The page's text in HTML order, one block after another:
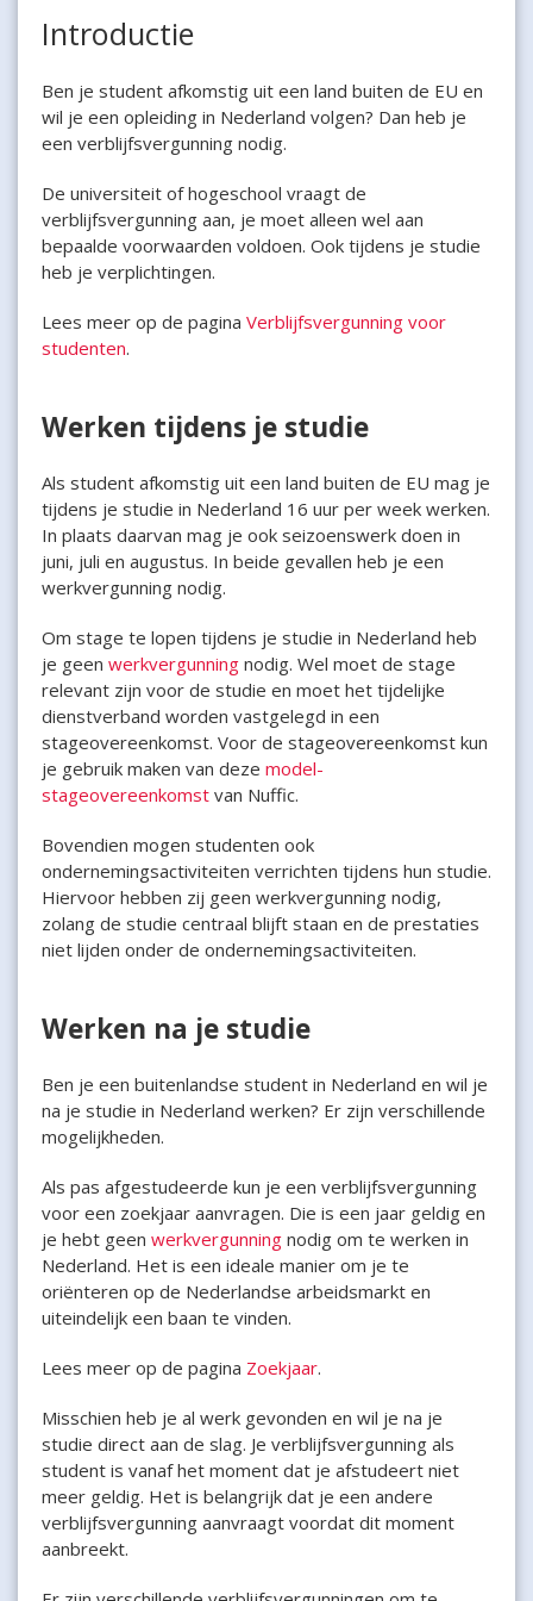
Introductie
Ben je student afkomstig uit een land buiten de EU en
wil je een opleiding in Nederland volgen? Dan heb je
een verblijfsvergunning nodig.
De universiteit of hogeschool vraagt de
verblijfsvergunning aan, je moet alleen wel aan
bepaalde voorwaarden voldoen. Ook tijdens je studie
heb je verplichtingen.
Lees meer op de pagina Verblijfsvergunning voor
studenten.
Werken tijdens je studie
Als student afkomstig uit een land buiten de EU mag je
tijdens je studie in Nederland 16 uur per week werken.
In plaats daarvan mag je ook seizoenswerk doen in
juni, juli en augustus. In beide gevallen heb je een
werkvergunning nodig.
Om stage te lopen tijdens je studie in Nederland heb
je geen werkvergunning nodig. Wel moet de stage
relevant zijn voor de studie en moet het tijdelijke
dienstverband worden vastgelegd in een
stageovereenkomst. Voor de stageovereenkomst kun
je gebruik maken van deze model-
stageovereenkomst van Nuffic.
Bovendien mogen studenten ook
ondernemingsactiviteiten verrichten tijdens hun studie.
Hiervoor hebben zij geen werkvergunning nodig,
zolang de studie centraal blijft staan en de prestaties
niet lijden onder de ondernemingsactiviteiten.
Werken na je studie
Ben je een buitenlandse student in Nederland en wil je
na je studie in Nederland werken? Er zijn verschillende
mogelijkheden.
Als pas afgestudeerde kun je een verblijfsvergunning
voor een zoekjaar aanvragen. Die is een jaar geldig en
je hebt geen werkvergunning nodig om te werken in
Nederland. Het is een ideale manier om je te
oriënteren op de Nederlandse arbeidsmarkt en
uiteindelijk een baan te vinden.
Lees meer op de pagina Zoekjaar.
Misschien heb je al werk gevonden en wil je na je
studie direct aan de slag. Je verblijfsvergunning als
student is vanaf het moment dat je afstudeert niet
meer geldig. Het is belangrijk dat je een andere
verblijfsvergunning aanvraagt voordat dit moment
aanbreekt.